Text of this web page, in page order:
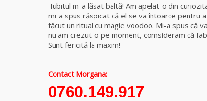
Iubitul m-a lăsat baltă! Am apelat-o din
mi-a spus răspicat că el se va întoarce pentru
făcut un ritual cu magie voodoo. Mi-a spus că
nu am crezut-o pe moment, comsideram că
Sunt fericită la maxim!
Contact Morgana:
0760.149.917